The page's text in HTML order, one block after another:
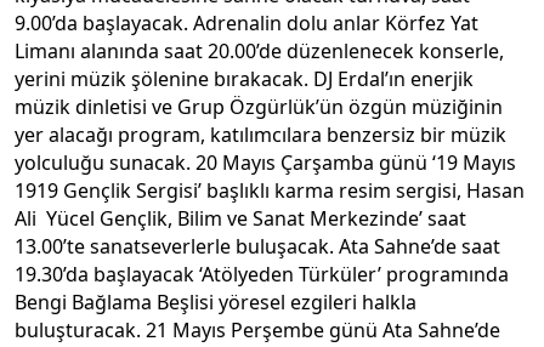
9.00’da başlayacak. Adrenalin dolu anlar Körfez Yat
Limanı alanında saat 20.00’de düzenlenecek konserle,
yerini müzik şölenine bırakacak. DJ Erdal’ın enerjik
müzik dinletisi ve Grup Özgürlük’ün özgün müziğinin
yer alacağı program, katılımcılara benzersiz bir müzik
yolculuğu sunacak. 20 Mayıs Çarşamba günü ‘19 Mayıs
1919 Gençlik Sergisi’ başlıklı karma resim sergisi, Hasan
Ali Yücel Gençlik, Bilim ve Sanat Merkezinde’ saat
13.00’te sanatseverlerle buluşacak. Ata Sahne’de saat
19.30’da başlayacak ‘Atölyeden Türküler’ programında
Bengi Bağlama Beşlisi yöresel ezgileri halkla
buluşturacak. 21 Mayıs Perşembe günü Ata Sahne’de